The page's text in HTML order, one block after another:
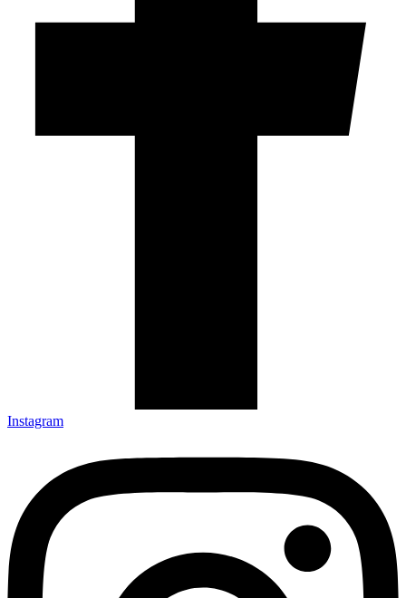
Instagram